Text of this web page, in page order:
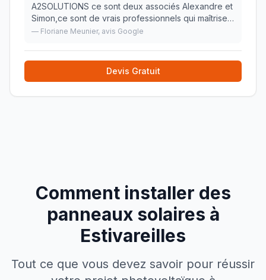
A2SOLUTIONS ce sont deux associés Alexandre et
Simon,ce sont de vrais professionnels qui maîtrise
leur travail de façon impeccable.Pose de clim dans
chantier»
— Floriane Meunier, avis Google
Devis Gratuit
Comment installer des
panneaux solaires à
Estivareilles
Tout ce que vous devez savoir pour réussir